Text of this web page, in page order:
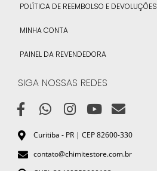
POLÍTICA DE REEMBOLSO E DEVOLUÇÕES
MINHA CONTA
PAINEL DA REVENDEDORA
SIGA NOSSAS REDES
Curitiba - PR | CEP 82600-330
contato@chimitestore.com.br